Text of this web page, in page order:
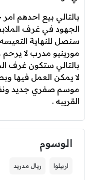
بالتالي بيع احدهم
الجهود في غرف
سنصل للنهاية
مورينيو مدرب لا
بالتالي ستكون غرف
لا يمكن العمل فيها
موسم صفري جديد
القريبه .
الوسوم
اربيلوا ريال مدريد